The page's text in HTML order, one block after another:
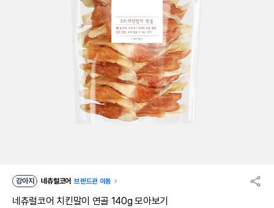
강아지 네츄럴코어 브랜드관 이동
네츄럴코어 치킨말이 연골 140g 모아보기